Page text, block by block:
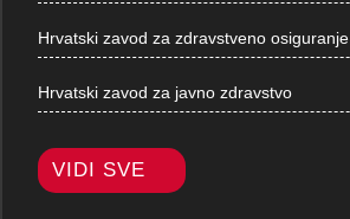
Hrvatski zavod za zdravstveno osiguranje
Hrvatski zavod za javno zdravstvo
VIDI SVE